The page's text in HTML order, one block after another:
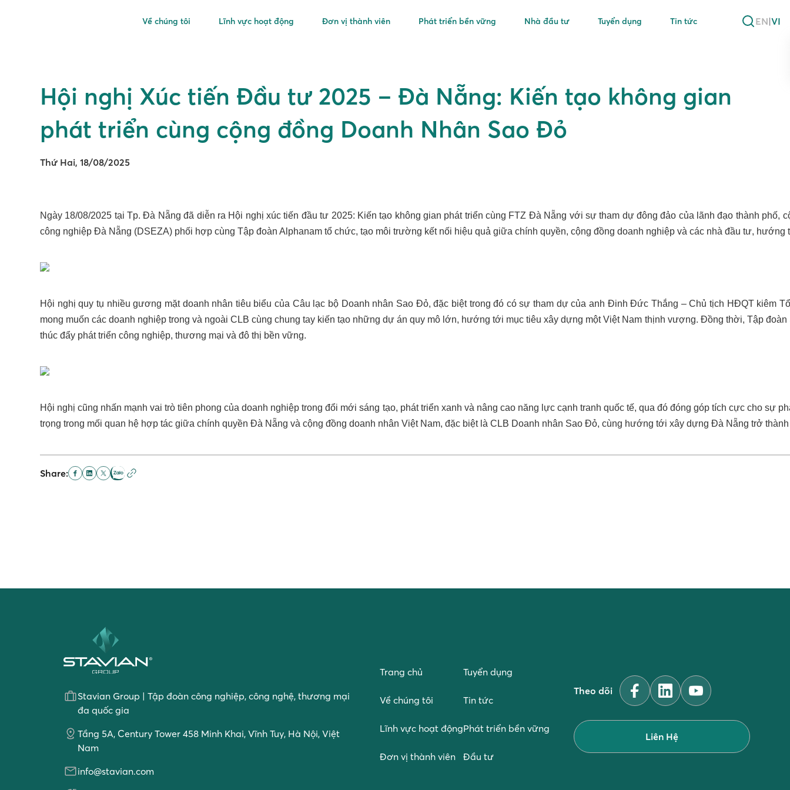
Về chúng tôi Lĩnh vực hoạt động Đơn vị thành viên Phát triển bền vững Nhà đầu tư Tuyển dụng Tin tức EN|VI
Hội nghị Xúc tiến Đầu tư 2025 – Đà Nẵng: Kiến tạo không gian
phát triển cùng cộng đồng Doanh Nhân Sao Đỏ
Thứ Hai, 18/08/2025
Ngày 18/08/2025 tại Tp. Đà Nẵng đã diễn ra Hội nghị xúc tiến đầu tư 2025: Kiến tạo không gian phát triển cùng FTZ Đà Nẵng với sự tham dự đông đảo của lãnh đạo thành
công nghiệp Đà Nẵng (DSEZA) phối hợp cùng Tập đoàn Alphanam tổ chức, tạo môi trường kết nối hiệu quả giữa chính quyền, cộng đồng doanh nghiệp và các nhà đầu tư,
Hội nghị quy tụ nhiều gương mặt doanh nhân tiêu biểu của Câu lạc bộ Doanh nhân Sao Đỏ, đặc biệt trong đó có sự tham dự của anh Đinh Đức Thắng – Chủ tịch HĐQT
mong muốn các doanh nghiệp trong và ngoài CLB cùng chung tay kiến tạo những dự án quy mô lớn, hướng tới mục tiêu xây dựng một Việt Nam thịnh vượng. Đồng thời, Tập
thúc đẩy phát triển công nghiệp, thương mại và đô thị bền vững.
Hội nghị cũng nhấn mạnh vai trò tiên phong của doanh nghiệp trong đổi mới sáng tạo, phát triển xanh và nâng cao năng lực cạnh tranh quốc tế, qua đó đóng góp tích cực cho
trọng trong mối quan hệ hợp tác giữa chính quyền Đà Nẵng và cộng đồng doanh nhân Việt Nam, đặc biệt là CLB Doanh nhân Sao Đỏ, cùng hướng tới xây dựng Đà Nẵng trở
Share:
Stavian Group | Tập đoàn công nghiệp, công nghệ, thương mại
đa quốc gia
Tầng 5A, Century Tower 458 Minh Khai, Vĩnh Tuy, Hà Nội, Việt
Nam
info@stavian.com
Trang chủ
Về chúng tôi
Lĩnh vực hoạt động
Đơn vị thành viên
Tuyển dụng
Tin tức
Phát triển bền vững
Đầu tư
Theo dõi
Liên Hệ